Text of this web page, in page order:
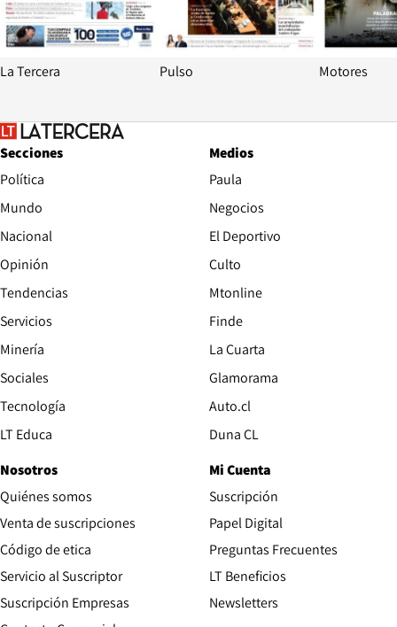
La Tercera Pulso Motores
Secciones
Política
Mundo
Nacional
Opinión
Tendencias
Servicios
Minería
Sociales
Tecnología
LT Educa
Medios
Paula
Negocios
El Deportivo
Culto
Mtonline
Finde
La Cuarta
Glamorama
Auto.cl
Duna CL
Nosotros
Quiénes somos
Venta de suscripciones
Código de etica Opens in new window
Servicio al Suscriptor
Suscripción Empresas
Mi Cuenta
Suscripción
Papel Digital
Preguntas Frecuentes
LT Beneficios
Newsletters